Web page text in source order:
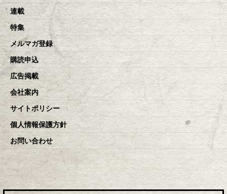
連載
特集
メルマガ登録
購読申込
広告掲載
会社案内
サイトポリシー
個人情報保護方針
お問い合わせ